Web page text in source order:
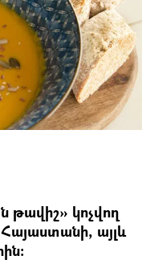
թավիշ» կոչվող
Հայաստանի, այլև